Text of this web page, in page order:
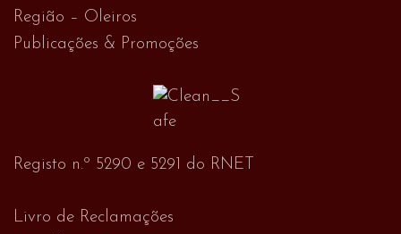
Região – Oleiros
Publicações & Promoções
Registo n.º 5290 e 5291 do RNET
Livro de Reclamações